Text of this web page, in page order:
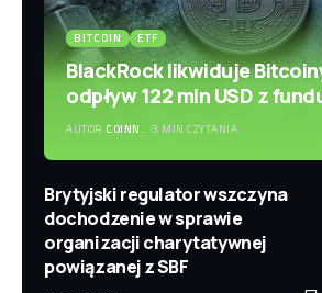
BITCOIN ETF
BlackRock likwiduje
odpływ 122 mln USD z
AUTOR COINN. 3 MIN CZYTANIA
Brytyjski regulator wszczyna
dochodzenie w sprawie
organizacji charytatywnej
powiązanej z SBF